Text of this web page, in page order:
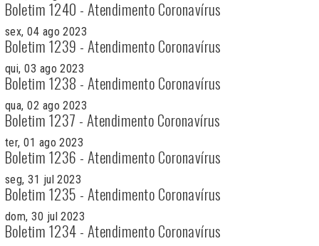
Boletim 1240 - Atendimento Coronavírus
sex, 04 ago 2023
Boletim 1239 - Atendimento Coronavírus
qui, 03 ago 2023
Boletim 1238 - Atendimento Coronavírus
qua, 02 ago 2023
Boletim 1237 - Atendimento Coronavírus
ter, 01 ago 2023
Boletim 1236 - Atendimento Coronavírus
seg, 31 jul 2023
Boletim 1235 - Atendimento Coronavírus
dom, 30 jul 2023
Boletim 1234 - Atendimento Coronavírus